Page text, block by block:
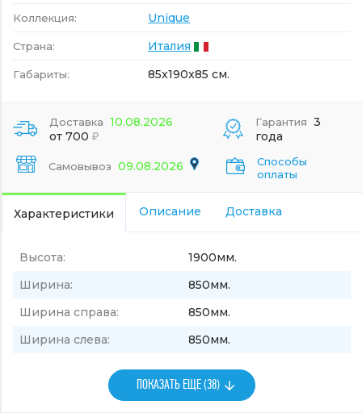
Коллекция: Unique
Страна: Италия
Габариты: 85x190x85 см.
Доставка 10.08.2026
от 700
Самовывоз 09.08.2026
Гарантия 3
года
Способы
оплаты
Характеристики Описание Доставка
Высота:
1900мм.
Ширина:
850мм.
Ширина справа:
850мм.
Ширина слева:
850мм.
ПОКАЗАТЬ ЕЩЕ (38)